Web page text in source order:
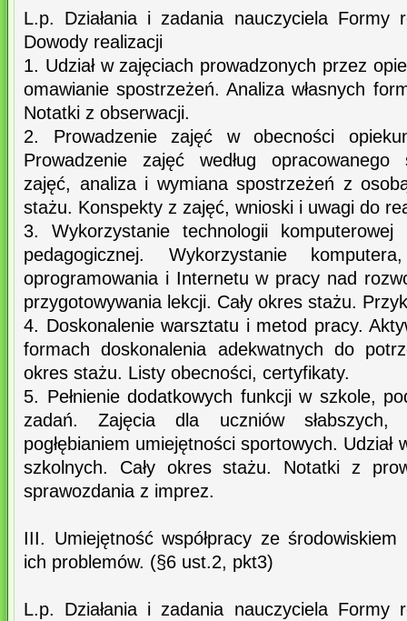
L.p. Działania i zadania nauczyciela Formy
Dowody realizacji
1. Udział w zajęciach prowadzonych przez
omawianie spostrzeżeń. Analiza własnych
Notatki z obserwacji.
2. Prowadzenie zajęć w obecności
Prowadzenie zajęć według opracowanego
zajęć, analiza i wymiana spostrzeżeń z
stażu. Konspekty z zajęć, wnioski i uwagi do
3. Wykorzystanie technologii
pedagogicznej. Wykorzystanie
oprogramowania i Internetu w pracy nad
przygotowywania lekcji. Cały okres stażu.
4. Doskonalenie warsztatu i metod pracy.
formach doskonalenia adekwatnych do
okres stażu. Listy obecności, certyfikaty.
5. Pełnienie dodatkowych funkcji w szkole,
zadań. Zajęcia dla uczniów słabszych,
pogłębianiem umiejętności sportowych.
szkolnych. Cały okres stażu. Notatki z
sprawozdania z imprez.
III. Umiejętność współpracy ze
ich problemów. (§6 ust.2, pkt3)
L.p. Działania i zadania nauczyciela Formy